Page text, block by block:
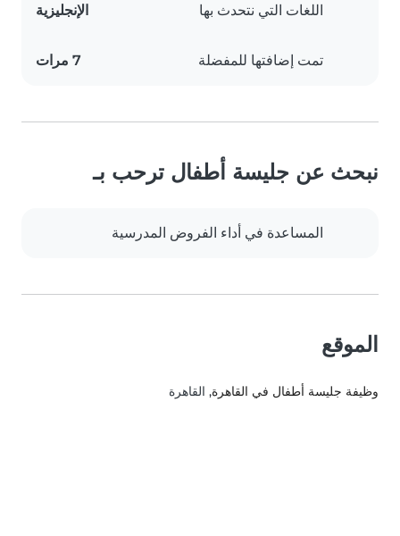
اللغات التي نتحدث بها الإنجليزية
تمت إضافتها للمفضلة 7 مرات
نبحث عن جليسة أطفال ترحب بـ
المساعدة في أداء الفروض المدرسية
الموقع
وظيفة جليسة أطفال في القاهرة, القاهرة